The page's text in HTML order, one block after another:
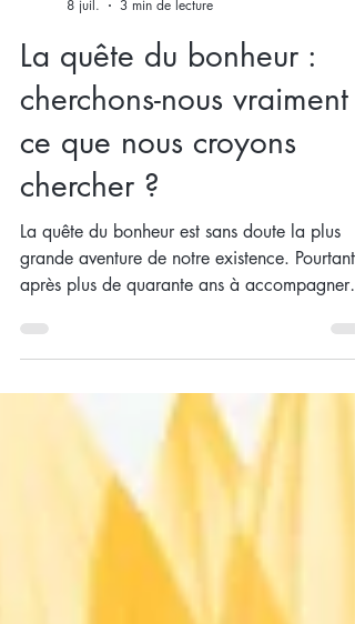
8 juil.
3 min de lecture
La quête du bonheur :
cherchons-nous vraiment
ce que nous croyons
chercher ?
La quête du bonheur est sans doute la plus
grande aventure de notre existence. Pourtant,
après plus de quarante ans à accompagner
question revient sans cesse dans mon esprit :
Que cherchons-nous réellement dans notre
quête du bonheur ?